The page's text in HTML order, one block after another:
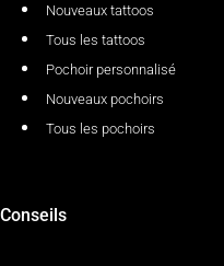
Nouveaux tattoos
Tous les tattoos
Pochoir personnalisé
Nouveaux pochoirs
Tous les pochoirs
Conseils